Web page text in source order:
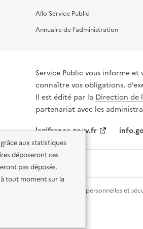
aux statistiques
déposeront ces
pas déposés.
tout moment sur la
Allo Service Public
Annuaire de l'administration
Service Public vous informe
connaître vos obligations,
Il est édité par la Direction de
partenariat avec les
legifrance.gouv.fr
Données personnelles et